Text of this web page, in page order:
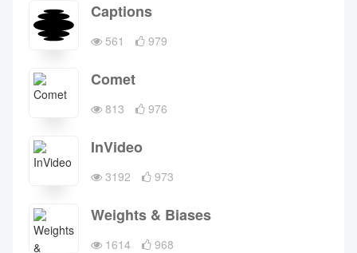
Captions
561 979
Comet
813 976
InVideo
3192 973
Weights & Biases
1614 968